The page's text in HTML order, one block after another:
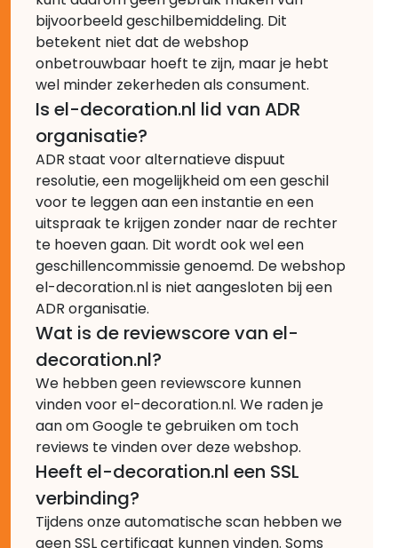
bijvoorbeeld geschilbemiddeling. Dit
betekent niet dat de webshop
onbetrouwbaar hoeft te zijn, maar je hebt
wel minder zekerheden als consument.
Is el-decoration.nl lid van ADR
organisatie?
ADR staat voor alternatieve dispuut
resolutie, een mogelijkheid om een geschil
voor te leggen aan een instantie en een
uitspraak te krijgen zonder naar de rechter
te hoeven gaan. Dit wordt ook wel een
geschillencommissie genoemd. De webshop
el-decoration.nl is niet aangesloten bij een
ADR organisatie.
Wat is de reviewscore van el-
decoration.nl?
We hebben geen reviewscore kunnen
vinden voor el-decoration.nl. We raden je
aan om Google te gebruiken om toch
reviews te vinden over deze webshop.
Heeft el-decoration.nl een SSL
verbinding?
Tijdens onze automatische scan hebben we
geen SSL certificaat kunnen vinden. Soms